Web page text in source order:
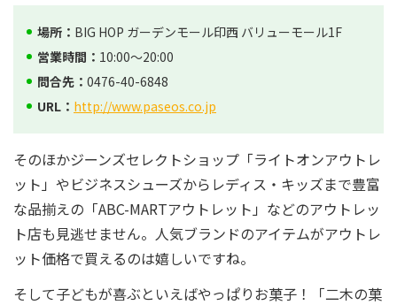
場所： BIG HOP ガーデンモール印西 バリューモール1F
営業時間： 10:00～20:00
問合先： 0476-40-6848
URL： http://www.paseos.co.jp
そのほかジーンズセレクトショップ「ライトオンアウトレ
ット」やビジネスシューズからレディス・キッズまで豊富
な品揃えの「ABC-MARTアウトレット」などのアウトレッ
ト店も見逃せません。人気ブランドのアイテムがアウトレ
ット価格で買えるのは嬉しいですね。
そして子どもが喜ぶといえばやっぱりお菓子！「二木の菓